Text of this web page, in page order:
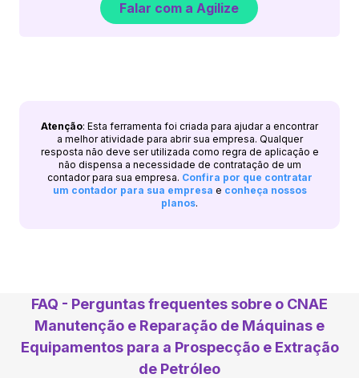
Falar com a Agilize
Atenção: Esta ferramenta foi criada para ajudar a encontrar
a melhor atividade para abrir sua empresa. Qualquer
resposta não deve ser utilizada como regra de aplicação e
não dispensa a necessidade de contratação de um
contador para sua empresa. Confira por que contratar
um contador para sua empresa e conheça nossos
planos.
FAQ - Perguntas frequentes sobre o CNAE
Manutenção e Reparação de Máquinas e
Equipamentos para a Prospecção e Extração
de Petróleo